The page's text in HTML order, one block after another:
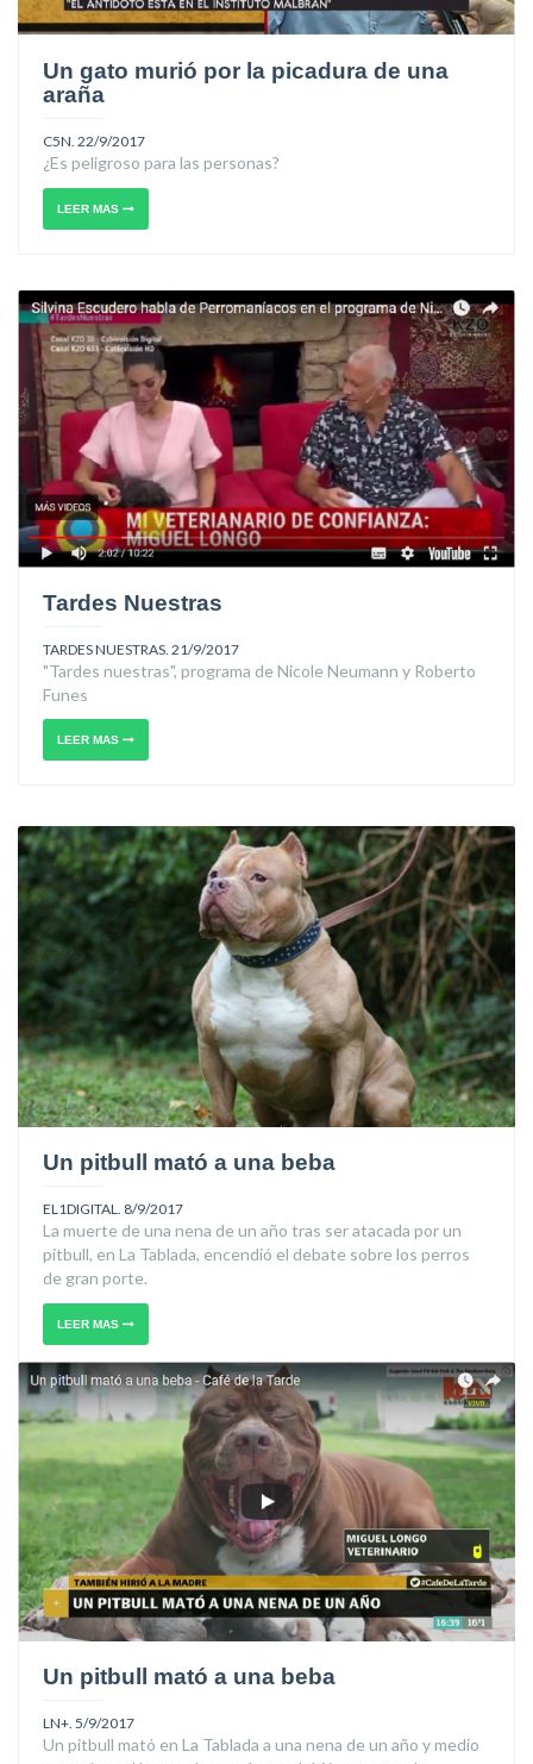
Un gato murió por la picadura de una
araña
C5N. 22/9/2017
¿Es peligroso para las personas?
LEER MAS
Tardes Nuestras
TARDES NUESTRAS. 21/9/2017
"Tardes nuestras", programa de Nicole Neumann y Roberto
Funes
LEER MAS
Un pitbull mató a una beba
EL1DIGITAL. 8/9/2017
La muerte de una nena de un año tras ser atacada por un
pitbull, en La Tablada, encendió el debate sobre los perros
de gran porte.
LEER MAS
Un pitbull mató a una beba
LN+. 5/9/2017
Un pitbull mató en La Tablada a una nena de un año y medio